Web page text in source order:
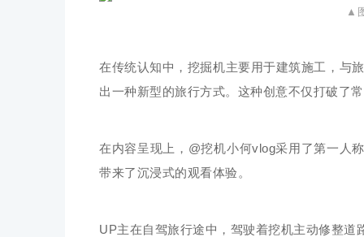
▲
在传统认知中，挖掘机主要用于建筑施工，与
出一种新型的旅行方式。这种创意不仅打破了
在内容呈现上，@挖机小何vlog采用了第一人
带来了沉浸式的观看体验。
UP主在自驾旅行途中，驾驶着挖机主动修整